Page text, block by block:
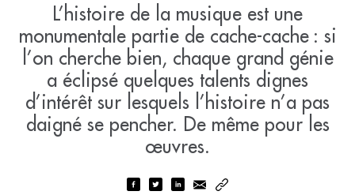
L’histoire de la musique est une
monumentale partie de cache-cache : si
l’on cherche bien, chaque grand génie
a éclipsé quelques talents dignes
d’intérêt sur lesquels l’histoire n’a pas
daigné se pencher. De même pour les
œuvres.